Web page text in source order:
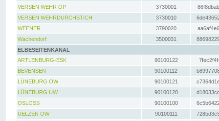
VERSEN WEHR OP
3730001
VERSEN WEHRDURCHSTICH
3730010
WEENER
3790020
Wachendorf
3500031
ELBESEITENKANAL
ARTLENBURG-ESK
90100122
BEVENSEN
90100112
LÜNEBURG OW
90100121
LÜNEBURG UW
90100120
OSLOSS
90100100
UELZEN OW
90100111